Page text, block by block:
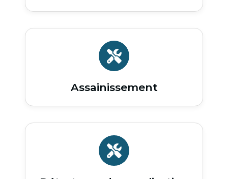
Assainissement